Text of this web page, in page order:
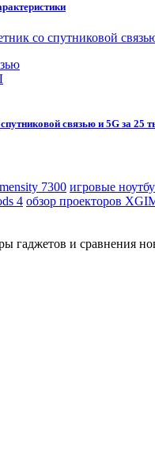
связью и 5G за 25
7300 игровые
4 обзор проекторов
гаджетов и сравнения